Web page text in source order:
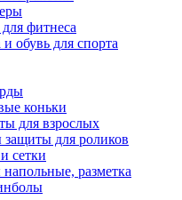
фитнеса
обувь для спорта
коньки
для взрослых
для роликов
сетки
разметка